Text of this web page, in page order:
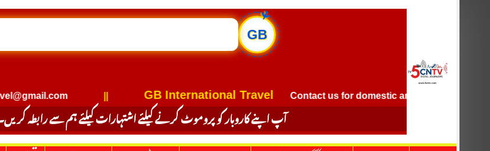
GB
✈
GB International Travel Contact us for domestic and international flight
آپ اپنے کاروبار کو پروموٹ کرنے کیلئے اشتہارات کیلئے ہم سے رابطہ